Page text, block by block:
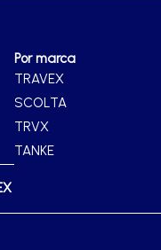
Por marca
TRAVEX
SCOLTA
TRVX
TANKE